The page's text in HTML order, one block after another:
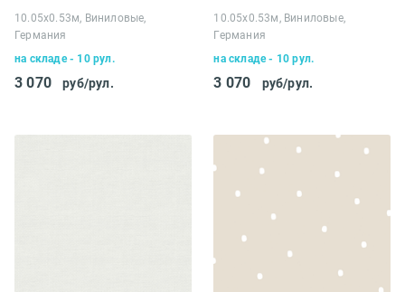
10.05х0.53м, Виниловые,
Германия
на складе - 10 рул.
3 070 руб/рул.
10.05х0.53м, Виниловые,
Германия
на складе - 10 рул.
3 070 руб/рул.